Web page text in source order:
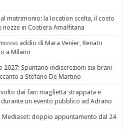
matrimonio: la location scelta, il costo
in Costiera Amalfitana
addio di Mara Venier, Renato
a Milano
2027: Spuntano indiscrezioni sui brani
a Stefano De Martino
dai fan: maglietta strappata e
un evento pubblico ad Adrano
doppio appuntamento dal 24